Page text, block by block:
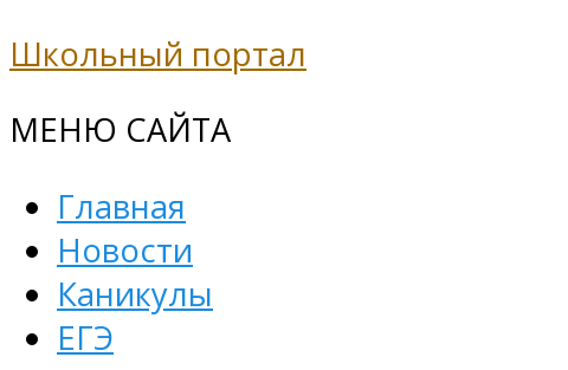
Школьный портал
МЕНЮ САЙТА
Главная
Новости
Каникулы
ЕГЭ